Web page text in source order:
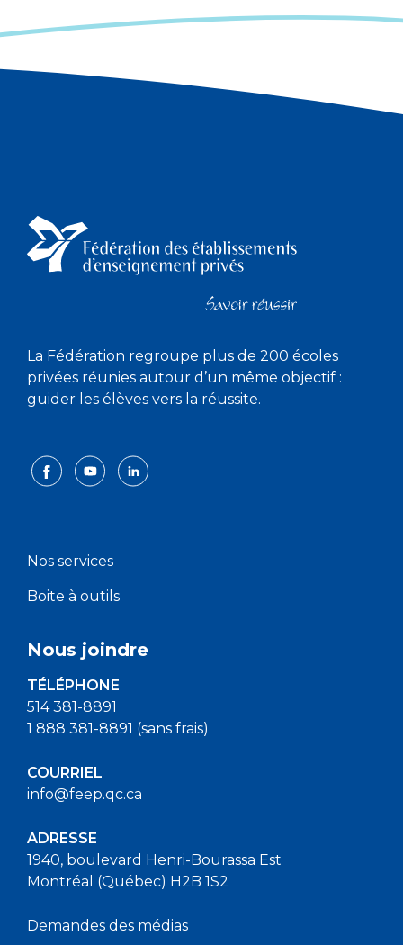
La Fédération regroupe plus de 200 écoles
privées réunies autour d’un même objectif :
guider les élèves vers la réussite.
Nos services
Boite à outils
Nous joindre
TÉLÉPHONE
514 381-8891
1 888 381-8891 (sans frais)
COURRIEL
info@feep.qc.ca
ADRESSE
1940, boulevard Henri-Bourassa Est
Montréal (Québec) H2B 1S2
Demandes des médias